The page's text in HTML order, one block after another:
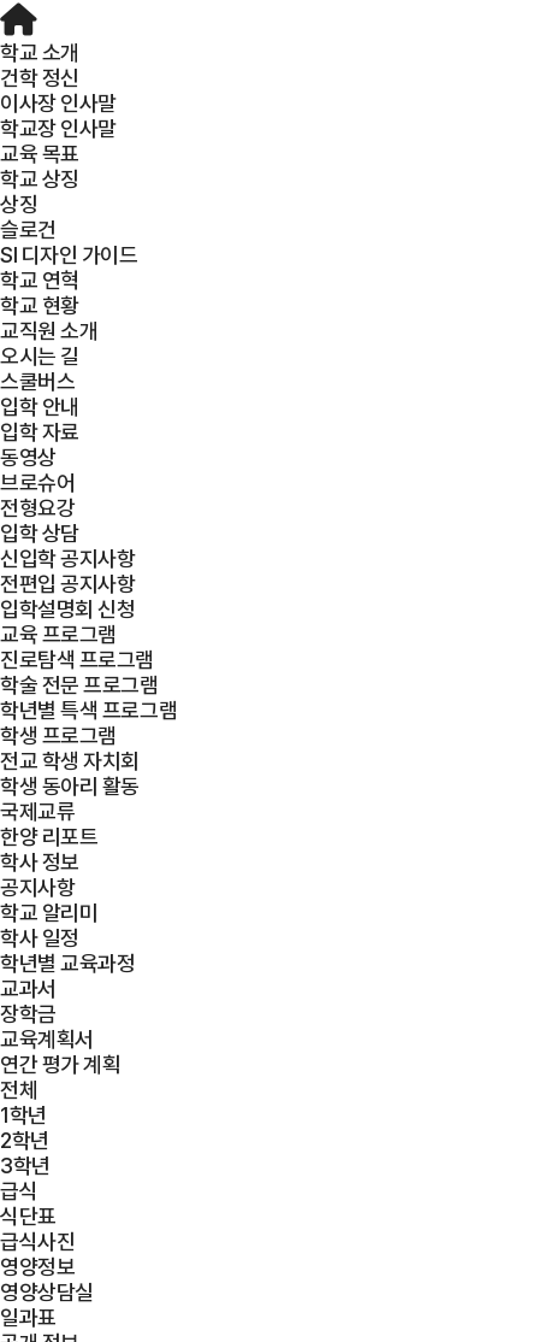
학교 소개
건학 정신
이사장 인사말
학교장 인사말
교육 목표
학교 상징
상징
슬로건
SI 디자인 가이드
학교 연혁
학교 현황
교직원 소개
오시는 길
스쿨버스
입학 안내
입학 자료
동영상
브로슈어
전형요강
입학 상담
신입학 공지사항
전편입 공지사항
입학설명회 신청
교육 프로그램
진로탐색 프로그램
학술 전문 프로그램
학년별 특색 프로그램
학생 프로그램
전교 학생 자치회
학생 동아리 활동
국제교류
한양 리포트
학사 정보
공지사항
학교 알리미
학사 일정
학년별 교육과정
교과서
장학금
교육계획서
연간 평가 계획
전체
1학년
2학년
3학년
급식
식단표
급식사진
영양정보
영양상담실
일과표